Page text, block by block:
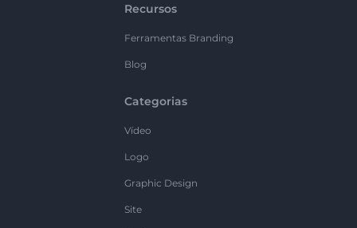
Recursos
Ferramentas Branding
Blog
Categorias
Vídeo
Logo
Graphic Design
Site